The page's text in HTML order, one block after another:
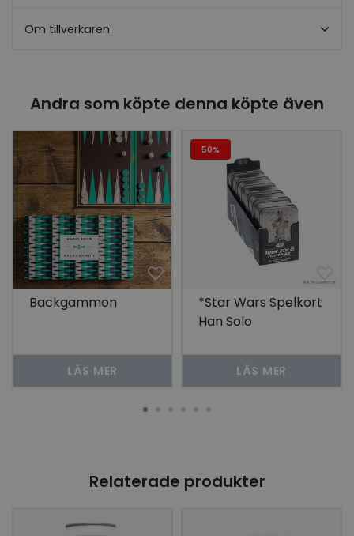
Om tillverkaren
Andra som köpte denna köpte även
Backgammon
LÄS MER
50%
*Star Wars Spelkort
Han Solo
LÄS MER
Relaterade produkter